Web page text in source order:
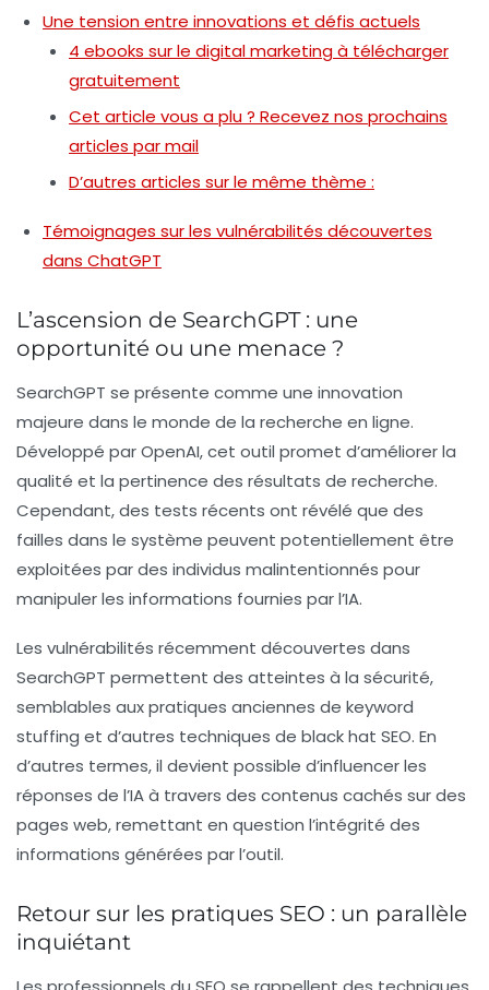
Une tension entre innovations et défis actuels
4 ebooks sur le digital marketing à télécharger
gratuitement
Cet article vous a plu ? Recevez nos prochains
articles par mail
D’autres articles sur le même thème :
Témoignages sur les vulnérabilités découvertes
dans ChatGPT
L’ascension de SearchGPT : une
opportunité ou une menace ?
SearchGPT se présente comme une innovation
majeure dans le monde de la recherche en ligne.
Développé par OpenAI, cet outil promet d’améliorer la
qualité et la pertinence des résultats de recherche.
Cependant, des tests récents ont révélé que des
failles dans le système peuvent potentiellement être
exploitées par des individus malintentionnés pour
manipuler les informations fournies par l’IA.
Les vulnérabilités récemment découvertes dans
SearchGPT permettent des atteintes à la sécurité,
semblables aux pratiques anciennes de keyword
stuffing et d’autres techniques de black hat SEO. En
d’autres termes, il devient possible d’influencer les
réponses de l’IA à travers des contenus cachés sur des
pages web, remettant en question l’intégrité des
informations générées par l’outil.
Retour sur les pratiques SEO : un parallèle
inquiétant